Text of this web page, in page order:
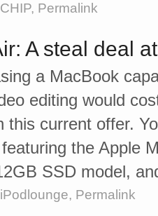
CHIP, Permalink
A steal deal
a MacBook
editing would
this current offer.
the Apple
SSD model,
iPodlounge, Permalink